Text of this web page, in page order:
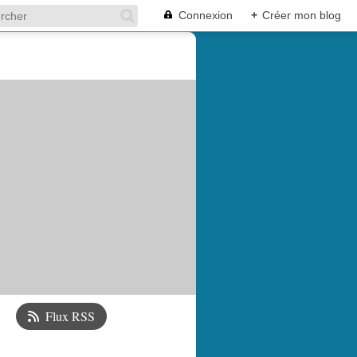
Connexion + Créer mon blog
Flux RSS